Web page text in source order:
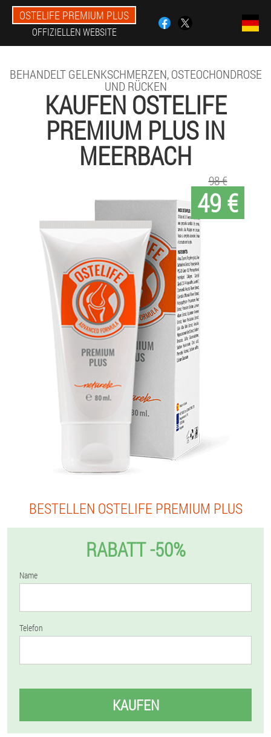
OSTELIFE PREMIUM PLUS
OFFIZIELLEN WEBSITE
BEHANDELT GELENKSCHMERZEN, OSTEOCHONDROSE
UND RÜCKEN
KAUFEN OSTELIFE
PREMIUM PLUS IN
MEERBACH
49 €
98 €
BESTELLEN OSTELIFE PREMIUM PLUS
RABATT -50%
Name
Telefon
KAUFEN